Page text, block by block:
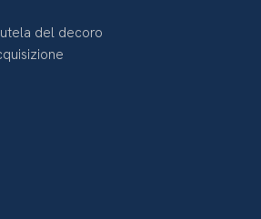
del decoro